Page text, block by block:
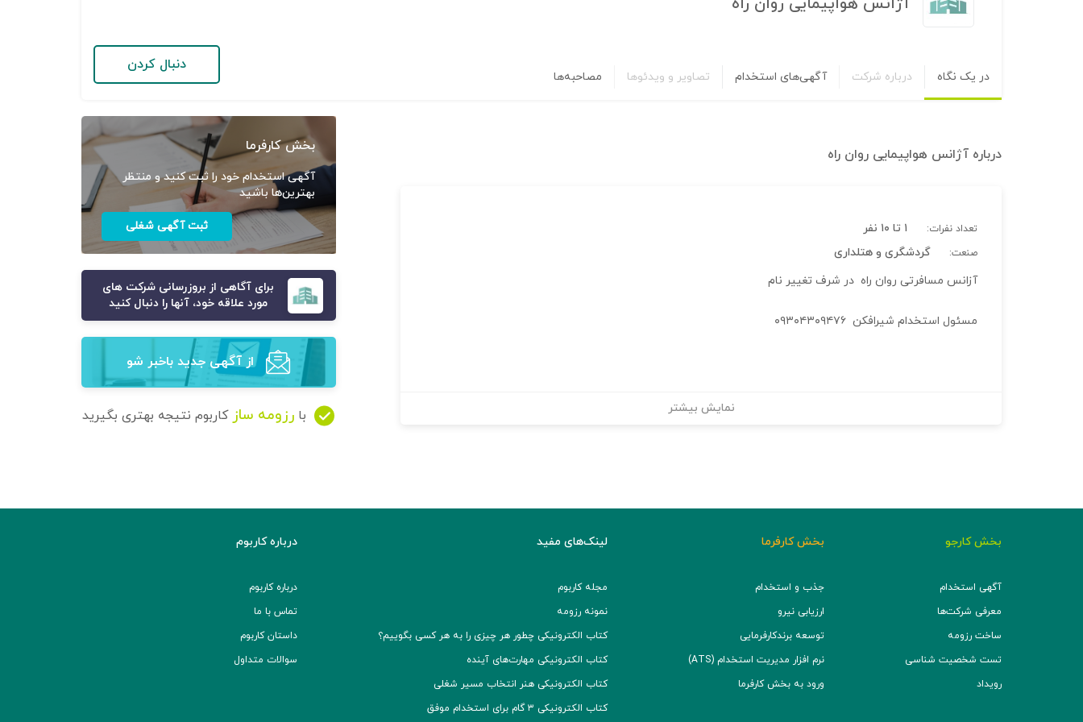
در یک نگاه درباره شرکت آگهی‌های استخدام تصاویر و ویدئوها مصاحبه‌ها
دنبال کردن
درباره آژانس هواپیمایی روان راه
تعداد نفرات: ۱ تا ۱۰ نفر
صنعت:
گردشگری و هتلداری
آزانس مسافرتی روان راه در شرف تغییر نام
مسئول استخدام شیرافکن ۰۹۳۰۴۳۰۹۴۷۶
نمایش بیشتر
بخش کارفرما
آگهی استخدام خود را ثبت کنید و منتظر
بهترین‌ها باشید
ثبت آگهی شغلی
برای آگاهی از بروزرسانی شرکت های
مورد علاقه خود، آنها را دنبال کنید
از آگهی‌ جدید باخبر شو
با رزومه ساز کاربوم نتیجه بهتری بگیرید
بخش کارجو
آگهی استخدام
معرفی شرکت‌ها
ساخت رزومه
تست شخصیت شناسی
رویداد
بخش کارفرما
جذب و استخدام
ارزیابی نیرو
توسعه برند‌کارفرمایی
نرم افزار مدیریت استخدام (ATS)
ورود به بخش کارفرما
لینک‌های مفید
مجله کاربوم
نمونه رزومه
کتاب الکترونیکی چطور هر چیزی را به هر کسی بگوییم؟
کتاب الکترونیکی مهارت‌های آینده
کتاب الکترونیکی هنر انتخاب مسیر شغلی
کتاب الکترونیکی ۳ گام برای استخدام موفق
درباره کاربوم
درباره کاربوم
تماس با ما
داستان کاربوم
سوالات متداول